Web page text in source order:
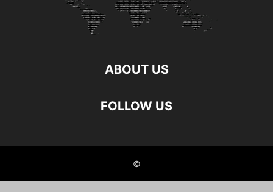
ABOUT US
FOLLOW US
©